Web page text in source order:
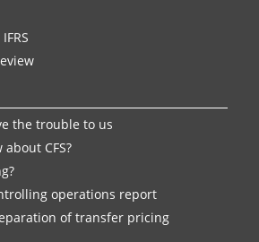
the trouble to us
CFS?
operations report
of transfer pricing